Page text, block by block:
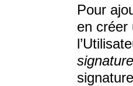
Pour
en créer
signature